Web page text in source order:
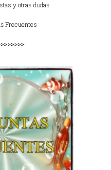
y otras dudas
Frecuentes